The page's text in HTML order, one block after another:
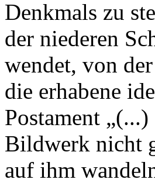
Denkmals zu
der niederen
wendet, von
die erhabene
Postament
Bildwerk nicht
auf ihm